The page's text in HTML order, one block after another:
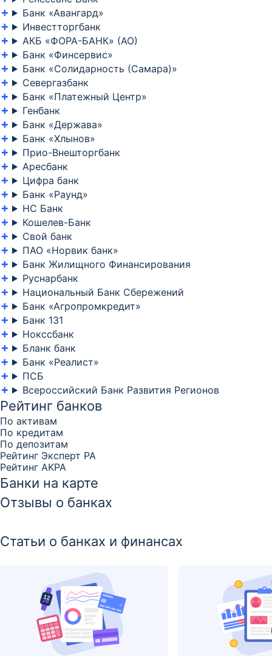
Банк «Авангард»
Инвестторгбанк
АКБ «ФОРА-БАНК» (АО)
Банк «Финсервис»
Банк «Солидарность (Самара)»
Севергазбанк
Банк «Платежный Центр»
Генбанк
Банк «Держава»
Банк «Хлынов»
Прио-Внешторгбанк
Аресбанк
Цифра банк
Банк «Раунд»
НС Банк
Кошелев-Банк
Свой банк
ПАО «Норвик банк»
Банк Жилищного Финансирования
Руснарбанк
Национальный Банк Сбережений
Банк «Агропромкредит»
Банк 131
Нокссбанк
Бланк банк
Банк «Реалист»
ПСБ
Всероссийский Банк Развития Регионов
Рейтинг банков
По активам
По кредитам
По депозитам
Рейтинг Эксперт РА
Рейтинг AKPA
Банки на карте
Отзывы о банках
Статьи о банках и финансах